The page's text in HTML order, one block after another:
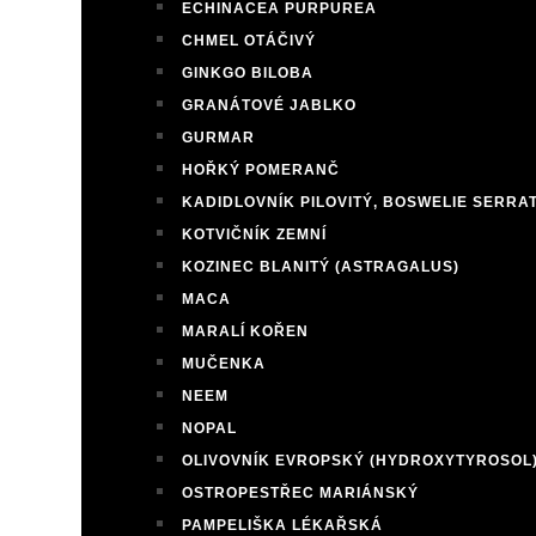
ECHINACEA PURPUREA
CHMEL OTÁČIVÝ
GINKGO BILOBA
GRANÁTOVÉ JABLKO
GURMAR
HOŘKÝ POMERANČ
KADIDLOVNÍK PILOVITÝ, BOSWELIE
KOTVIČNÍK ZEMNÍ
KOZINEC BLANITÝ (ASTRAGALUS)
MACA
MARALÍ KOŘEN
MUČENKA
NEEM
NOPAL
OLIVOVNÍK EVROPSKÝ
OSTROPESTŘEC MARIÁNSKÝ
PAMPELIŠKA LÉKAŘSKÁ